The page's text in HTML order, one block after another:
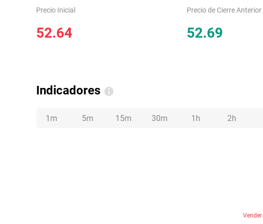
Precio Inicial Precio de Cierre Anterior
52.64 52.69
Indicadores
1m 5m 15m 30m 1h 2h
Vender